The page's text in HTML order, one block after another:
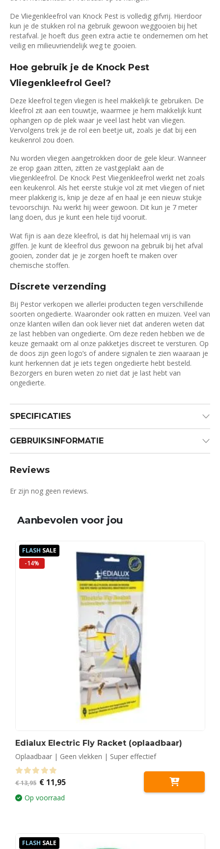
De Vliegenkleefrol van Knock Pest is volledig gifvrij. Hierdoor
kun je de stukken rol na gebruik gewoon weggooien bij het
restafval. Je hoeft dus geen extra actie te ondernemen om het
veilig en milieuvriendelijk weg te gooien.
Hoe gebruik je de Knock Pest
Vliegenkleefrol Geel?
Deze kleefrol tegen vliegen is heel makkelijk te gebruiken. De
kleefrol zit aan een touwtje, waarmee je hem makkelijk kunt
ophangen op de plek waar je veel last hebt van vliegen.
Vervolgens trek je de rol een beetje uit, zoals je dat bij een
keukenrol zou doen.
Nu worden vliegen aangetrokken door de gele kleur. Wanneer
ze erop gaan zitten, zitten ze vastgeplakt aan de
vliegenkleefrol. De Knock Pest Vliegenkleefrol werkt net zoals
een keukenrol. Als het eerste stukje vol zit met vliegen of niet
meer plakkerig is, knip je deze af en haal je een nieuw stukje
tevoorschijn. Nu werkt hij weer gewoon. Dit kun je 7 meter
lang doen, dus je kunt een hele tijd vooruit.
Wat fijn is aan deze kleefrol, is dat hij helemaal vrij is van
giffen. Je kunt de kleefrol dus gewoon na gebruik bij het afval
gooien, zonder dat je je zorgen hoeft te maken over
chemische stoffen.
Discrete verzending
Bij Pestor verkopen we allerlei producten tegen verschillende
soorten ongedierte. Waaronder ook ratten en muizen. Veel van
onze klanten willen dan ook liever niet dat anderen weten dat
ze last hebben van ongedierte. Om deze reden hebben we de
keuze gemaakt om al onze pakketjes discreet te versturen. Op
de doos zijn geen logo’s of andere signalen te zien waaraan je
kunt herkennen dat je iets tegen ongedierte hebt besteld.
Bezorgers en buren weten zo niet dat je last hebt van
ongedierte.
SPECIFICATIES
GEBRUIKSINFORMATIE
Reviews
Er zijn nog geen reviews.
Aanbevolen voor jou
FLASH SALE
-14%
Edialux Electric Fly Racket (oplaadbaar)
Oplaadbaar | Geen vlekken | Super effectief
0 out of 5
€13,95 Oorspronkelijke
prijs
was:
€ 13,95.
€ 11,95Huidige
Op voorraad
FLASH SALE